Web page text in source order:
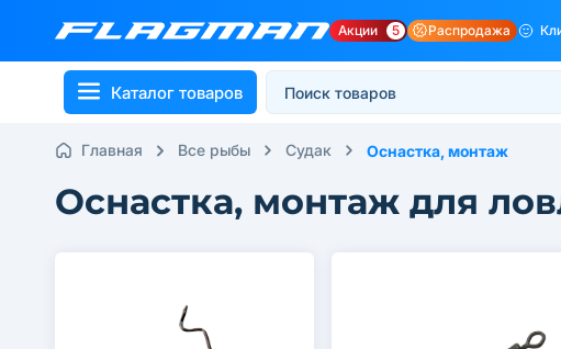
Акции 5 Распродажа
Каталог товаров
Главная Все рыбы Судак Оснастка, монтаж
Оснастка, монтаж для